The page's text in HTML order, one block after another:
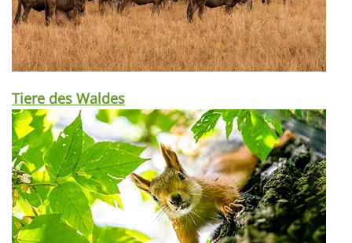
Tiere des Waldes